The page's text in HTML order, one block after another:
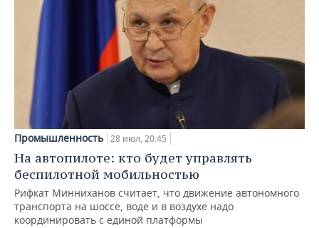
Промышленность 28 июл, 20:45
На автопилоте: кто будет управлять
беспилотной мобильностью
Рифкат Минниханов считает, что движение автономного
транспорта на шоссе, воде и в воздухе надо
координировать с единой платформы